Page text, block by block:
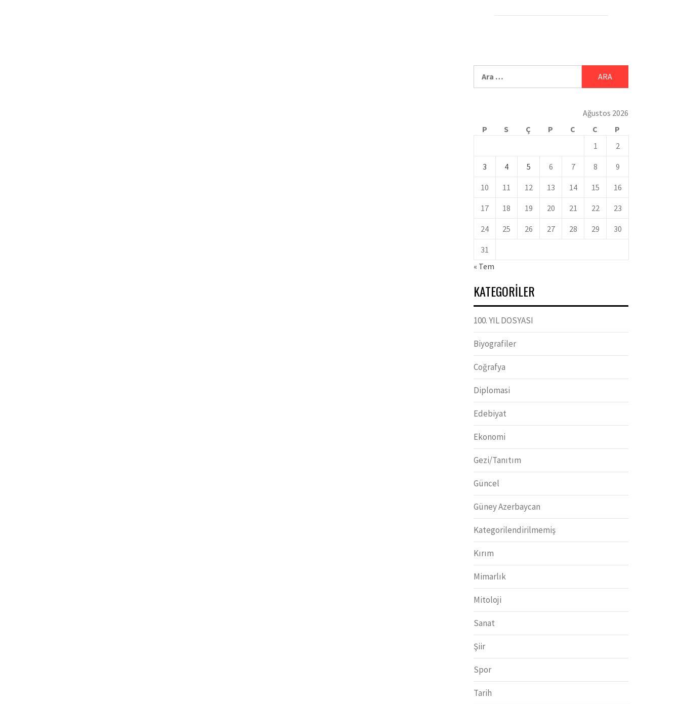
Ağustos 2026
P
S Ç P C C
P
1
2
3 4 5 6 7 8 9
10 11 12 13 14 15 16
17 18 19 20 21 22 23
24 25 26 27 28 29 30
31
« Tem
KATEGORILER
100. YIL DOSYASI
Biyografiler
Coğrafya
Diplomasi
Edebiyat
Ekonomi
Gezi/Tanıtım
Güncel
Güney Azerbaycan
Kategorilendirilmemiş
Kırım
Mimarlık
Mitoloji
Sanat
Şiir
Spor
Tarih